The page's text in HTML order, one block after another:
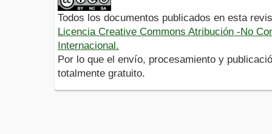
Todos los documentos publicados en esta
Licencia Creative Commons Atribución -No
Internacional.
Por lo que el envío, procesamiento y
totalmente gratuito.